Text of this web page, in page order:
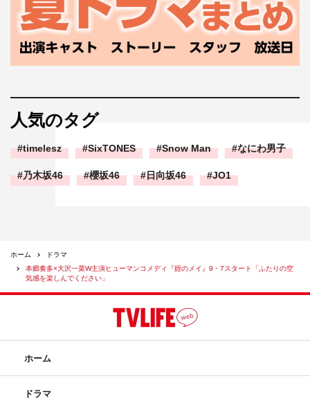
人気のタグ
timelesz SixTONES Snow Man なにわ男子
乃木坂46 櫻坂46 日向坂46 JO1
ホーム
ドラマ
本郷奏多×大沢一菜W主演ヒューマンコメディ『姪のメイ』9・7スタート「ふたりの空
気感を楽しんでください」
ホーム
ドラマ